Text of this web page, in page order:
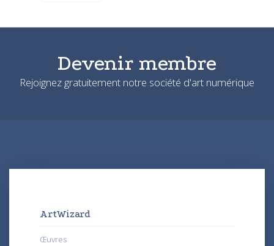
Devenir membre
Rejoignez gratuitement notre société d'art numérique
ArtWizard
Œuvres